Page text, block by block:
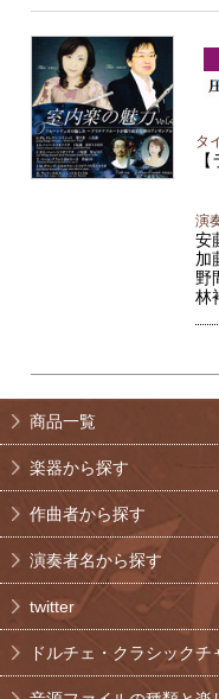
タ
演
安
加
野
林
商品一覧
楽器から探す
作曲者から探す
演奏者名から探す
twitter
ドルチェ・クラシックチ